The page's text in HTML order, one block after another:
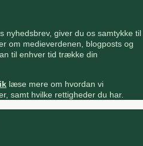
nyhedsbrev, giver du os samtykke til
om medieverdenen, blogposts og
til enhver tid trække din
læse mere om hvordan vi
samt hvilke rettigheder du har.